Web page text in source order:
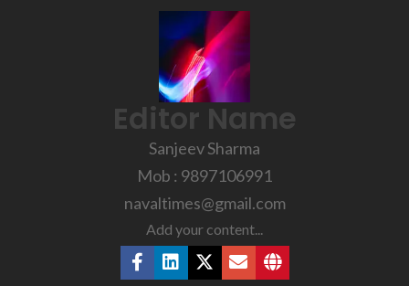
Editor Name
Sanjeev Sharma
Mob : 9897106991
navaltimes@gmail.com
Add your content...